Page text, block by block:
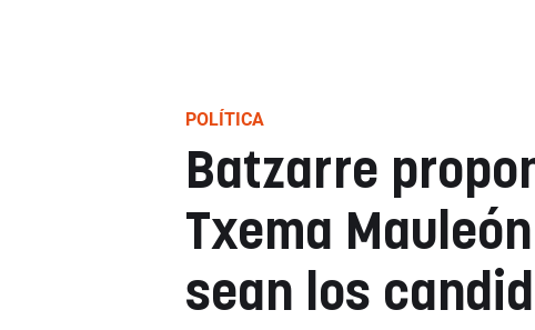
POLÍTICA
Batzarre
Txema
sean los